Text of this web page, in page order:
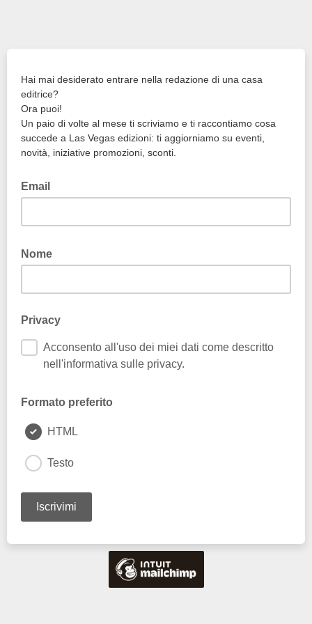
Hai mai desiderato entrare nella redazione di una casa
editrice?
Ora puoi!
Un paio di volte al mese ti scriviamo e ti raccontiamo cosa
succede a Las Vegas edizioni: ti aggiorniamo su eventi,
novità, iniziative promozioni, sconti.
Email
Nome
Privacy
Acconsento all'uso dei miei dati come descritto
nell'informativa sulle privacy.
Formato preferito
HTML
Testo